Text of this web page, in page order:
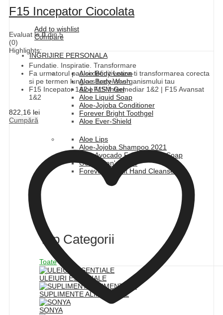
Add to wishlist
Compare
INGRIJIRE PERSONALA
Aloe Body Lotion
Aloe Body Wash
Aloe MSM Gel
Aloe Liquid Soap
Aloe-Jojoba Conditioner
Forever Bright Toothgel
Aloe Ever-Shield
Aloe Lips
Aloe-Jojoba Shampoo 2021
Aloe Avocado Face & Body Soap
Gentleman's Pride
Forever Instant Hand Cleanser
Top Categorii
Toate
ULEIURI ESENTIALE
SUPLIMENTE ALIMENTARE
SONYA
F15 Incepator Ciocolata
Evaluat la0din 5
(0)
Highlights:
Fundatie. Inspiratie. Transformare
Fa urmatorul pas si definitiveaza-ti transformarea corecta
si pe termen lung a siluetei si organismului tau
F15 Incepator 1&2 | F15 Intermediar 1&2 | F15 Avansat
1&2
822,16 lei
Cumpără